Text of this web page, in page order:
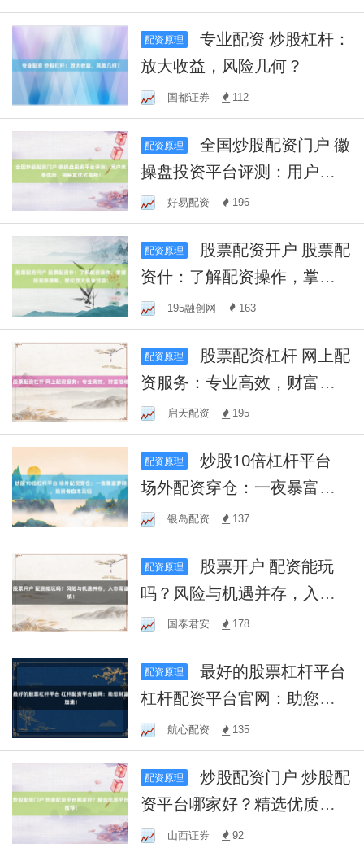
配资原理
专业配资 炒股杠杆：
放大收益，风险几何？
国都证券 112
配资原理
全国炒股配资门户 徽
操盘投资平台评测：用户亲
身体验，揭秘其优劣真相！
好易配资 196
配资原理
资什：了解配资操作，掌握
投资新策略，轻松放大资金
效益！
195融创网 163
配资原理
资服务：专业高效，财富倍
增
启天配资 195
配资原理
炒股10倍杠杆平台
场外配资穿仓：一夜暴富梦
碎，投资者血本无归
银岛配资 137
配资原理
吗？风险与机遇并存，入市
需谨慎！
国泰君安 178
配资原理
最好的股票杠杆平台
杠杆配资平台官网：助您财
富加速！
航心配资 135
配资原理
炒股配资门户 炒股配
资平台哪家好？精选优质平
台推荐！
山西证券 92